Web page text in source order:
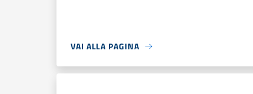
VAI ALLA PAGINA